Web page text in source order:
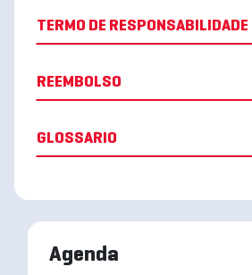
TERMO DE RESPONSABILIDADE
REEMBOLSO
GLOSSARIO
Agenda